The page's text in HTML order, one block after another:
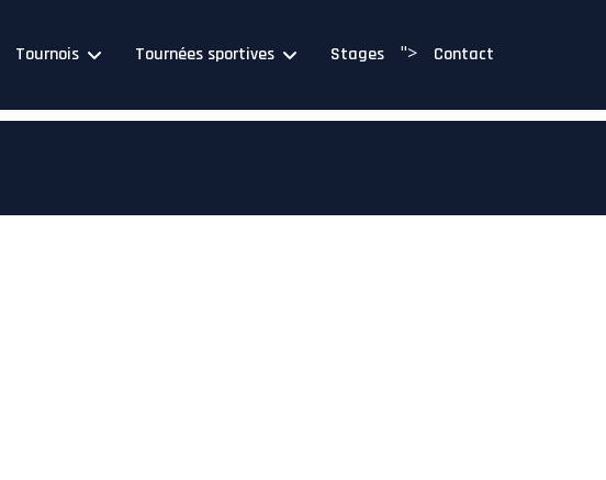
Tournois Tournées sportives Stages "> Contact